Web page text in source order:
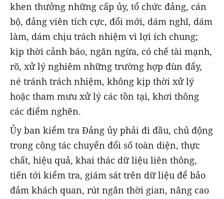
khen thưởng những cấp ủy, tổ chức đảng, cán
bộ, đảng viên tích cực, đổi mới, dám nghĩ, dám
làm, dám chịu trách nhiệm vì lợi ích chung;
kịp thời cảnh báo, ngăn ngừa, có chế tài mạnh,
rõ, xử lý nghiêm những trường hợp đùn đẩy,
né tránh trách nhiệm, không kịp thời xử lý
hoặc tham mưu xử lý các tồn tại, khơi thông
các điểm nghẽn.
Ủy ban kiểm tra Đảng ủy phải đi đầu, chủ động
trong công tác chuyển đổi số toàn diện, thực
chất, hiệu quả, khai thác dữ liệu liên thông,
tiến tới kiểm tra, giám sát trên dữ liệu để bảo
đảm khách quan, rút ngắn thời gian, nâng cao